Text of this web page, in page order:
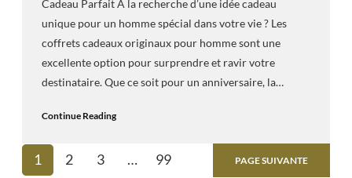
Cadeau Parfait À la recherche d’une idée cadeau
unique pour un homme spécial dans votre vie ? Les
coffrets cadeaux originaux pour homme sont une
excellente option pour surprendre et ravir votre
destinataire. Que ce soit pour un anniversaire, la…
Continue Reading
1 2 3 … 99 PAGE SUIVANTE